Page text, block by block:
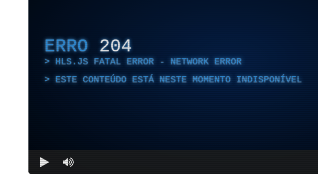
ERRO 204
HLS.JS FATAL ERROR - NETWORK ERROR
ESTE CONTEÚDO ESTÁ NESTE MOMENTO INDISPONÍVEL